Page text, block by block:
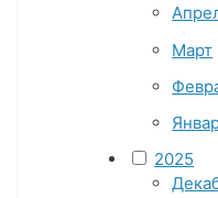
Март
2025